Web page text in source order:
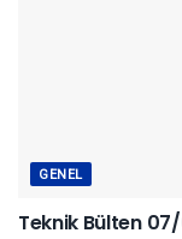
GENEL
Teknik Bülten